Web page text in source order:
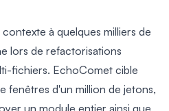
à quelques milliers de
lors de refactorisations
fichiers. EchoComet cible
fenêtres d'un million de jetons,
un module entier ainsi que